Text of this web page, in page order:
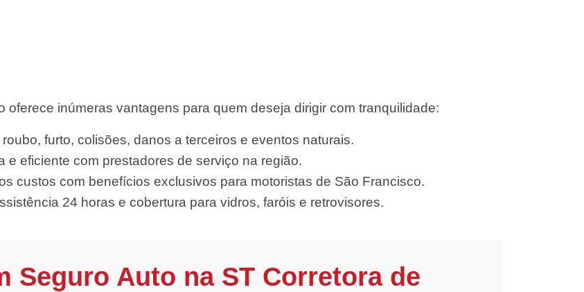
oferece inúmeras vantagens para quem deseja dirigir com tranquilidade:
furto, colisões, danos a terceiros e eventos naturais.
e eficiente com prestadores de serviço na região.
custos com benefícios exclusivos para motoristas de São Francisco.
24 horas e cobertura para vidros, faróis e retrovisores.
Seguro Auto na ST Corretora de